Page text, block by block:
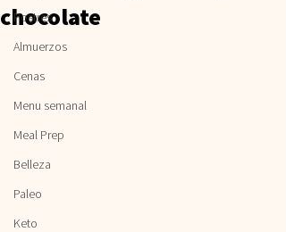
Postres
Almuerzos
Cenas
Menu semanal
Meal Prep
Belleza
Paleo
Keto
chocolate